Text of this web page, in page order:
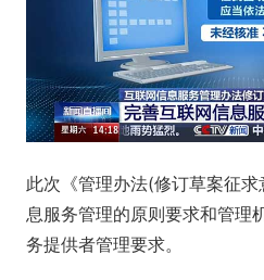
此次《管理办法(修订草案征
息服务管理的原则要求和管理
务提供者管理要求。